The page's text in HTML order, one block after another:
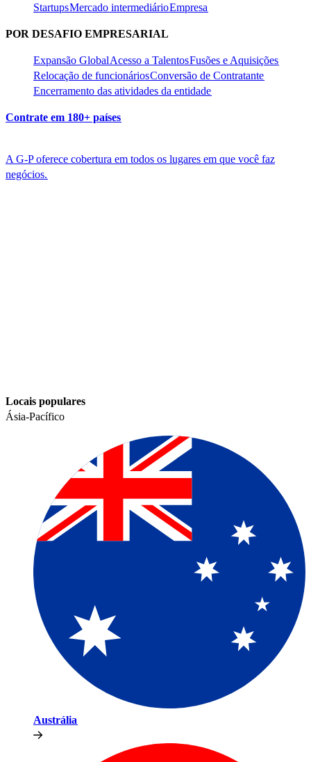
Startups​​Mercado intermediário​​Empresa​​
POR DESAFIO EMPRESARIAL​​
Expansão Global​​Acesso a Talentos​​Fusões e Aquisições​​
Relocação de funcionários​​Conversão de Contratante​​
Encerramento das atividades da entidade​​
Contrate em 180+ países​​
A G-P oferece cobertura em todos os lugares em que você faz
negócios.​​
Locais populares​​
Ásia-Pacífico​​
Austrália​​